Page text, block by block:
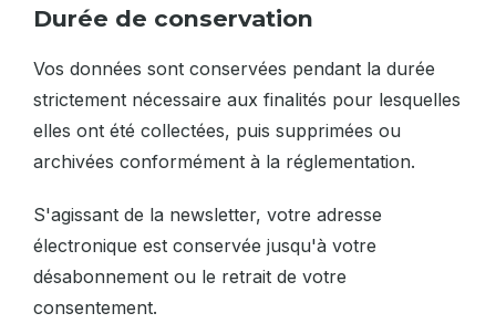
Durée de conservation
Vos données sont conservées pendant la durée
strictement nécessaire aux finalités pour lesquelles
elles ont été collectées, puis supprimées ou
archivées conformément à la réglementation.
S'agissant de la newsletter, votre adresse
électronique est conservée jusqu'à votre
désabonnement ou le retrait de votre
consentement.